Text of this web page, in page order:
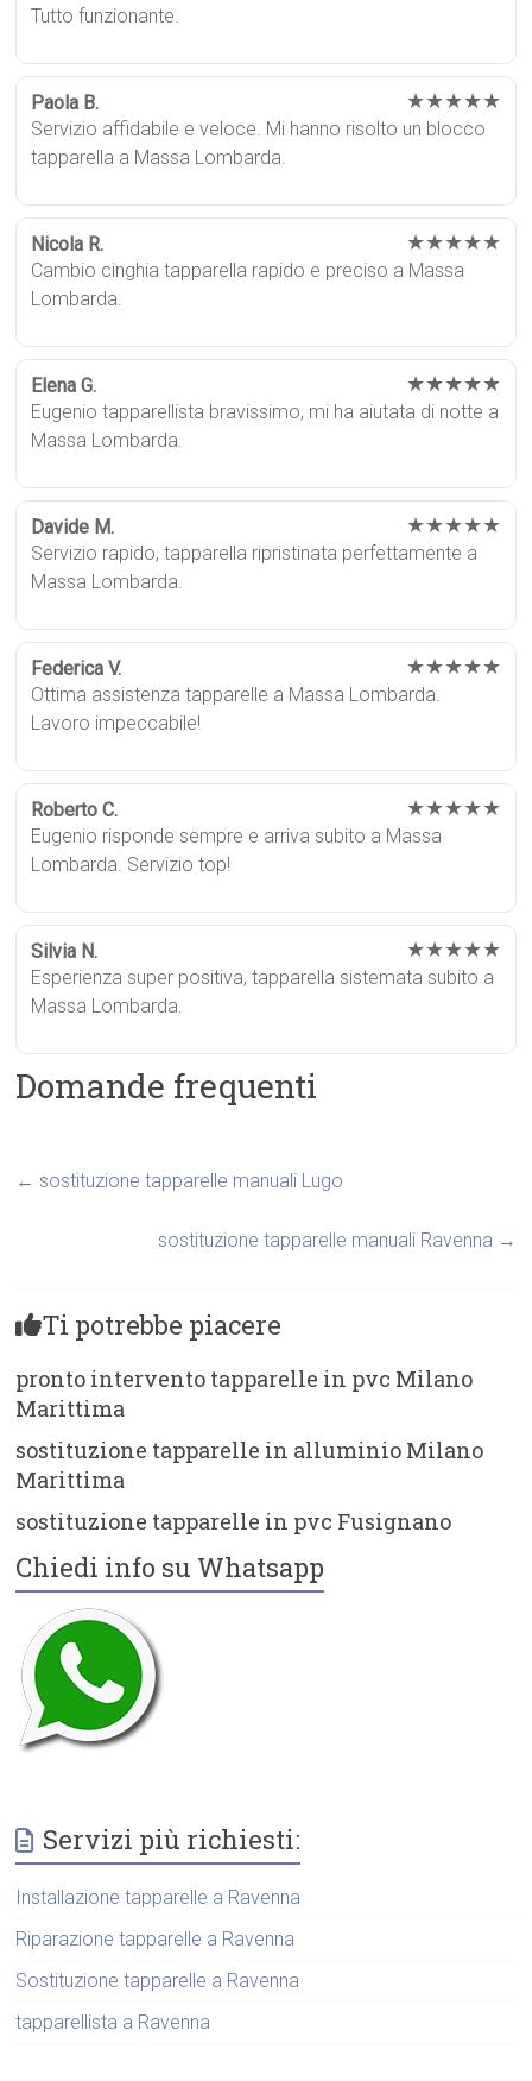
Tutto funzionante.
Paola B. ★★★★★
Servizio affidabile e veloce. Mi hanno risolto un blocco
tapparella a Massa Lombarda.
Nicola R. ★★★★★
Cambio cinghia tapparella rapido e preciso a Massa
Lombarda.
Elena G. ★★★★★
Eugenio tapparellista bravissimo, mi ha aiutata di notte a
Massa Lombarda.
Davide M. ★★★★★
Servizio rapido, tapparella ripristinata perfettamente a
Massa Lombarda.
Federica V. ★★★★★
Ottima assistenza tapparelle a Massa Lombarda.
Lavoro impeccabile!
Roberto C. ★★★★★
Eugenio risponde sempre e arriva subito a Massa
Lombarda. Servizio top!
Silvia N. ★★★★★
Esperienza super positiva, tapparella sistemata subito a
Massa Lombarda.
Domande frequenti
← sostituzione tapparelle manuali Lugo
sostituzione tapparelle manuali Ravenna →
Ti potrebbe piacere
pronto intervento tapparelle in pvc Milano
Marittima
sostituzione tapparelle in alluminio Milano
Marittima
sostituzione tapparelle in pvc Fusignano
Chiedi info su Whatsapp
Servizi più richiesti:
Installazione tapparelle a Ravenna
Riparazione tapparelle a Ravenna
Sostituzione tapparelle a Ravenna
tapparellista a Ravenna